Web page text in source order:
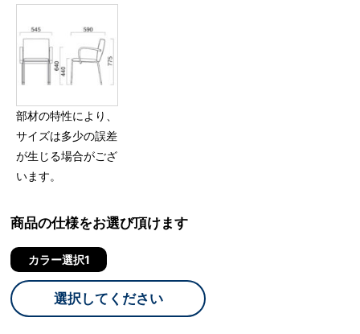
部材の特性により、
サイズは多少の誤差
が生じる場合がござ
います。
商品の仕様をお選び頂けます
カラー選択1
選択してください